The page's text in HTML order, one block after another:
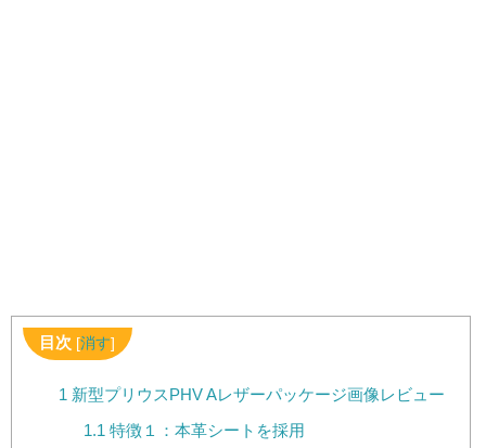
目次 [消す]
1 新型プリウスPHV Aレザーパッケージ画像レビュー
1.1 特徴１：本革シートを採用